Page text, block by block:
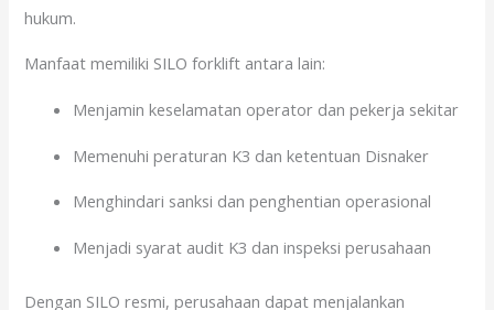
hukum.
Manfaat memiliki SILO forklift antara lain:
Menjamin keselamatan operator dan pekerja sekitar
Memenuhi peraturan K3 dan ketentuan Disnaker
Menghindari sanksi dan penghentian operasional
Menjadi syarat audit K3 dan inspeksi perusahaan
Dengan SILO resmi, perusahaan dapat menjalankan